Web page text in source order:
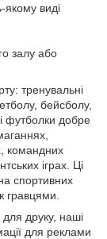
якому виді
залу або
тренувальні
бейсболу,
футболки добре
командних
іграх. Ці
спортивних
гравцями.
друку, наші
для реклами